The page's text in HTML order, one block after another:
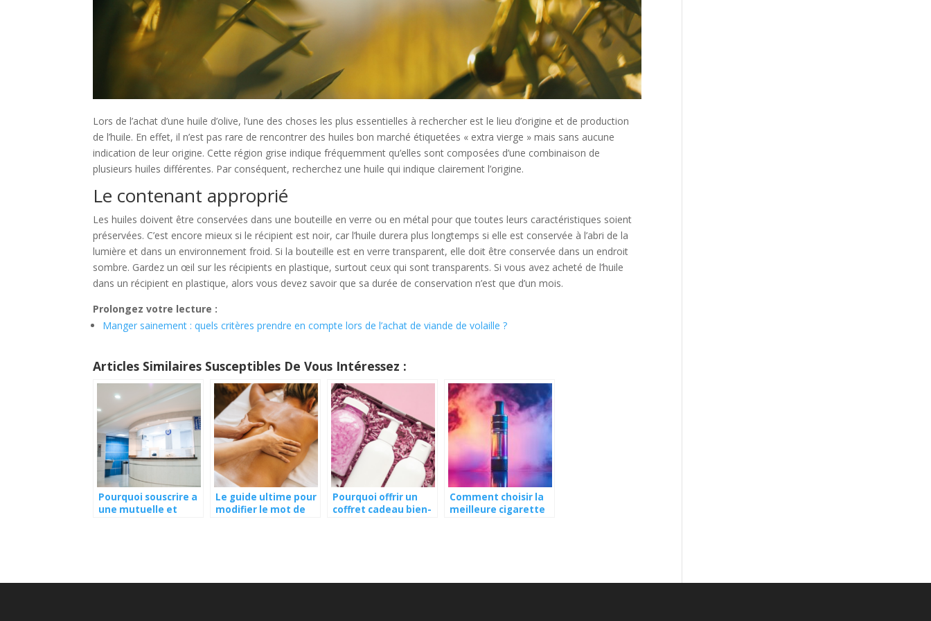
Lors de l’achat d’une huile d’olive, l’une des choses les plus essentielles à rechercher est le lieu d’origine et de production
de l’huile. En effet, il n’est pas rare de rencontrer des huiles bon marché étiquetées « extra vierge » mais sans aucune
indication de leur origine. Cette région grise indique fréquemment qu’elles sont composées d’une combinaison de
plusieurs huiles différentes. Par conséquent, recherchez une huile qui indique clairement l’origine.
Le contenant approprié
Les huiles doivent être conservées dans une bouteille en verre ou en métal pour que toutes leurs caractéristiques soient
préservées. C’est encore mieux si le récipient est noir, car l’huile durera plus longtemps si elle est conservée à l’abri de la
lumière et dans un environnement froid. Si la bouteille est en verre transparent, elle doit être conservée dans un endroit
sombre. Gardez un œil sur les récipients en plastique, surtout ceux qui sont transparents. Si vous avez acheté de l’huile
dans un récipient en plastique, alors vous devez savoir que sa durée de conservation n’est que d’un mois.
Prolongez votre lecture :
Manger sainement : quels critères prendre en compte lors de l’achat de viande de volaille ?
Articles Similaires Susceptibles De Vous Intéressez :
Pourquoi souscrire a
une mutuelle et
Le guide ultime pour
modifier le mot de
Pourquoi offrir un
coffret cadeau bien-
Comment choisir la
meilleure cigarette